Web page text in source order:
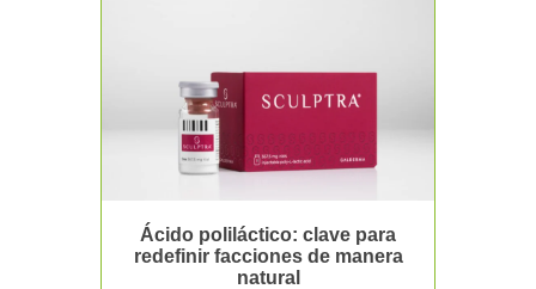
Ácido poliláctico: clave para
redefinir facciones de manera
natural